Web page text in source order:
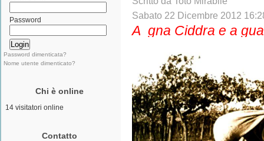
Password
Password dimenticata?
Nome utente dimenticato?
Chi è online
14 visitatori online
Contatto
Sabato 22 Dicembre 2012
A gna Ciddra e a